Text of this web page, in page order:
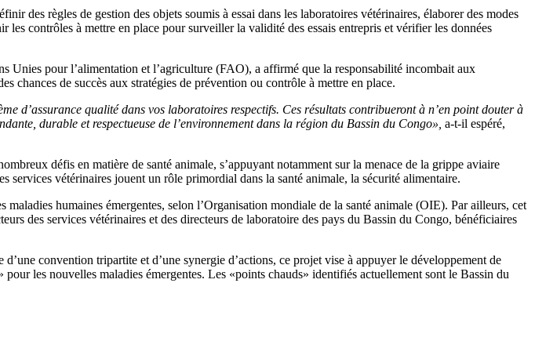
des règles de gestion des objets soumis à essai dans les laboratoires vétérinaires, élaborer des modes
les contrôles à mettre en place pour surveiller la validité des essais entrepris et vérifier les données
Unies pour l’alimentation et l’agriculture (FAO), a affirmé que la responsabilité incombait aux
chances de succès aux stratégies de prévention ou contrôle à mettre en place.
d’assurance qualité dans vos laboratoires respectifs. Ces résultats contribueront à n’en point douter à
durable et respectueuse de l’environnement dans la région du Bassin du Congo», a-t-il espéré,
défis en matière de santé animale, s’appuyant notamment sur la menace de la grippe aviaire
services vétérinaires jouent un rôle primordial dans la santé animale, la sécurité alimentaire.
humaines émergentes, selon l’Organisation mondiale de la santé animale (OIE). Par ailleurs, cet
des services vétérinaires et des directeurs de laboratoire des pays du Bassin du Congo, bénéficiaires
convention tripartite et d’une synergie d’actions, ce projet vise à appuyer le développement de
pour les nouvelles maladies émergentes. Les «points chauds» identifiés actuellement sont le Bassin du